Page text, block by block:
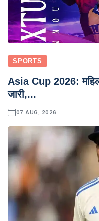
SPORTS
Asia Cup 2026:
जारी,...
07 AUG, 2026